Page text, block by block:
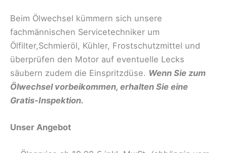
Beim Ölwechsel kümmern sich unsere
fachmännischen Servicetechniker um
Ölfilter,Schmieröl, Kühler, Frostschutzmittel und
überprüfen den Motor auf eventuelle Lecks
säubern zudem die Einspritzdüse. Wenn Sie zum
Ölwechsel vorbeikommen, erhalten Sie eine
Gratis-Inspektion.
Unser Angebot